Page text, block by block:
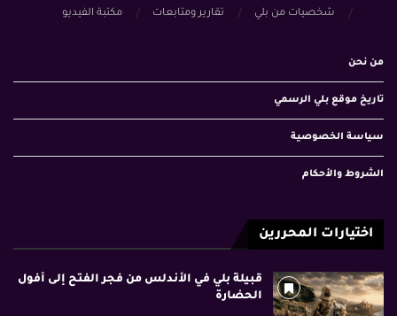
شخصيات من بلي
تقارير ومتابعات مكتبة الفيديو
من نحن
تاريخ موقع بلي الرسمي
سياسة الخصوصية
الشروط والأحكام
اختيارات المحررين
قبيلة بلي في الأندلس من فجر الفتح إلى أفول
الحضارة